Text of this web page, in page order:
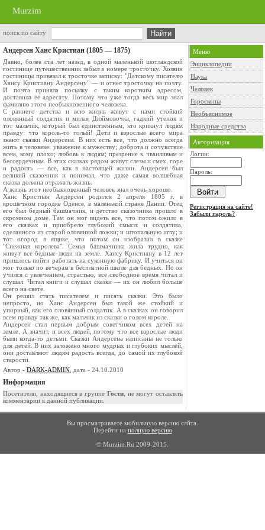
Murzim
поиск по сайту
Андерсен Ханс Кристиан (1805 — 1875)
Давно, более ста лет назад, в одной маленькой шотландской
гостинице путешественник забыл в номере тросточку. Хозяин
гостиницы привязал к тросточке записку: "Датскому писателю
Хансу Кристиану Андерсену" — и отнес тросточку на почту.
И почта приняла посылку с таким коротким адресом,
доставила ее адресату. Потому что уже тогда весь мир знал
фамилию этого необыкновенного человека.
С раннего детства и всю жизнь живут с нами стойкий
оловянный солдатик и милая Дюймовочка, гадкий утенок и
тот мальчик, который был единственным, кто крикнул людям
правду: что король-то голый! Дети и взрослые всего мира
знают сказки Андерсена. В них есть все, что должно всегда
жить в человеке: уважение к мужеству; доброта и сочувствие
всем, кому плохо; любовь к людям; презрение к чванливым и
бессердечным. В этих сказках рядом живут слезы и смех, горе
и радость — все, как в настоящей жизни. Андерсен был
великий сказочник и понимал, что даже самая волшебная
сказка должна отражать жизнь.
А жизнь этот необыкновенный человек знал очень хорошо.
Ханс Кристиан Андерсен родился 2 апреля 1805 г. в
крошечном городке Оденсе, в маленькой стране Дании. Отец
его был бедный башмачник, и детство сказочника прошло в
скромном доме. Там он мог видеть все, что потом ожило в
его сказках и приобрело глубокий смысл: и солдатика,
сделанного из старой оловянной ложки; и штопальную иглу; и
тот огород в ящике, что потом он изобразил в сказке
"Снежная королева". Семья башмачника жила трудно, как
живут все бедные люди на земле. Хансу Кристиану в 12 лет
пришлось пойти работать на суконную фабрику. И учиться он
мог только по вечерам в бесплатной школе для бедных. Но он
учился с увлечением, страстью, все свободное время читал и
слушал. Читал книги и слушал сказки — их он любил больше
всего на свете.
Он решил стать писателем и писать сказки. Это было
непросто, но Ханс Андерсен был такой же стойкий и
упорный, как его оловянный солдатик. А в сказках он говорил
всем правду так же, как мальчик из сказки о голом короле.
Андерсен стал первым добрым советчиком всех детей на
земле. А значит, и всех людей, потому что все взрослые люди
были когда-то детьми. Сказки Андерсена написаны не только
для детей. В них заложено много мудрых и глубоких мыслей,
они доставляют людям радость всегда, до самой их глубокой
старости.
Автор - DARK-ADMIN , дата - 24.10.2010
Информация
Посетители, находящиеся в группе Гости, не могут оставлять
комментарии к данной публикации.
Меню
Энциклопедии
Наука
Человек
Гороскопы
Необъяснимое
Народные средства
Авторизация
Логин:
Пароль:
Регистрация на сайте!
Забыли пароль?
Вы просматриваете мобильную версию сайта.
Перейти на полную версию
© Murzim.Ru 2009-2015.